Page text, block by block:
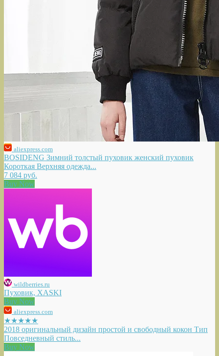
aliexpress.com
BOSIDENG Зимний толстый пуховик женский пуховик
Короткая Верхняя одежда...
7 084 руб.
Buy Now
wildberries.ru
Пуховик, XASKI
Buy Now
aliexpress.com
★★★★★
2018 оригинальный дизайн простой и свободный кокон Тип
Повседневный стиль...
Buy Now